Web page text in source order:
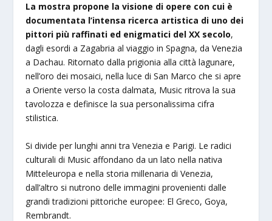
La mostra propone la visione di opere con cui è
documentata l’intensa ricerca artistica di uno dei
pittori più raffinati ed enigmatici del XX secolo,
dagli esordi a Zagabria al viaggio in Spagna, da Venezia
a Dachau. Ritornato dalla prigionia alla città lagunare,
nell’oro dei mosaici, nella luce di San Marco che si apre
a Oriente verso la costa dalmata, Music ritrova la sua
tavolozza e definisce la sua personalissima cifra
stilistica.
Si divide per lunghi anni tra Venezia e Parigi. Le radici
culturali di Music affondano da un lato nella nativa
Mitteleuropa e nella storia millenaria di Venezia,
dall’altro si nutrono delle immagini provenienti dalle
grandi tradizioni pittoriche europee: El Greco, Goya,
Rembrandt.